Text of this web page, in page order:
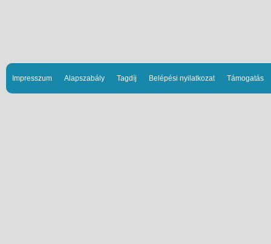
Impresszum Alapszabály Tagdíj Belépési nyilatkozat Támogatás